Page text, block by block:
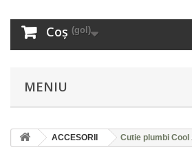
Coș (gol)
MENIU
ACCESORII Cutie plumbi